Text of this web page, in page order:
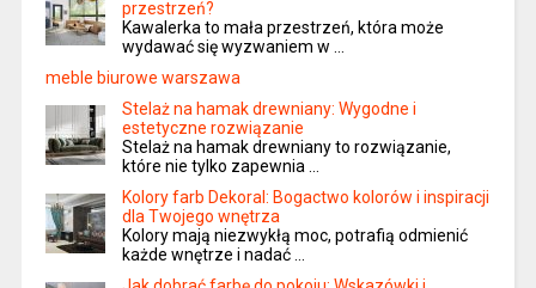
przestrzeń?
Kawalerka to mała przestrzeń, która może
wydawać się wyzwaniem w …
meble biurowe warszawa
Stelaż na hamak drewniany: Wygodne i
estetyczne rozwiązanie
Stelaż na hamak drewniany to rozwiązanie,
które nie tylko zapewnia …
Kolory farb Dekoral: Bogactwo kolorów i inspiracji
dla Twojego wnętrza
Kolory mają niezwykłą moc, potrafią odmienić
każde wnętrze i nadać …